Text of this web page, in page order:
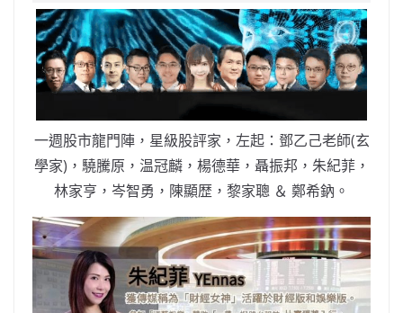
e
b
o
o
k
W
ei
b
o
s
A
p
p
h
at
er l y
Li
n
k
一週股市龍門陣，星級股評家，左起：鄧乙己老師(玄
學家)，驍騰原，温冠麟，楊德華，聶振邦，朱紀菲，
林家亨，岑智勇，陳顯歴，黎家聰 ＆ 鄭希鈉。